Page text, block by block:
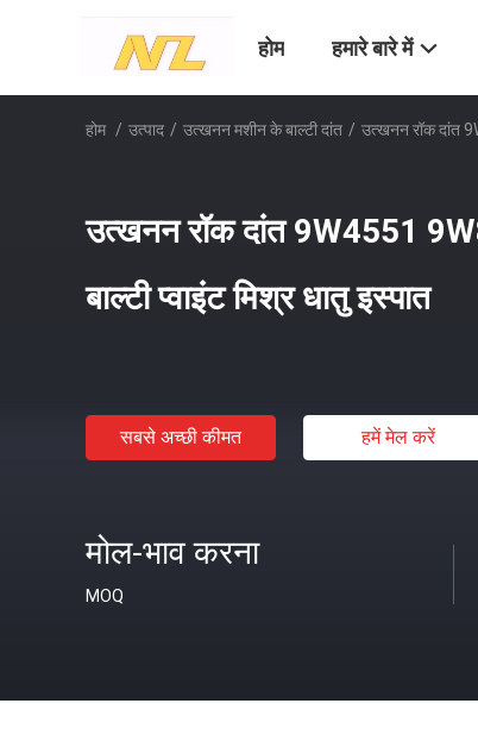
होम हमारे बारे में
होम / उत्पाद / उत्खनन मशीन के बाल्टी दांत / उत्खनन रॉक दांत
उत्खनन रॉक दांत 9W4551
बाल्टी प्वाइंट मिश्र धातु इस्पात
सबसे अच्छी कीमत हमें मेल करें
मोल-भाव करना
MOQ